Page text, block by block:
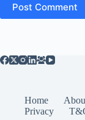
Post Comment
Home
Privacy